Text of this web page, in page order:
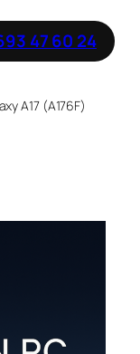
47 60 24
A17 (A176F)